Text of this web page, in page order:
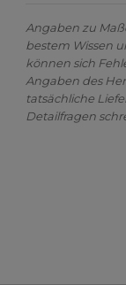
Angaben zu
bestem Wissen
können sich
Angaben des
tatsächliche
Detailfragen